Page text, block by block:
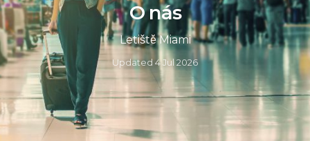
O nás
Letiště Miami
Updated4 Jul 2026